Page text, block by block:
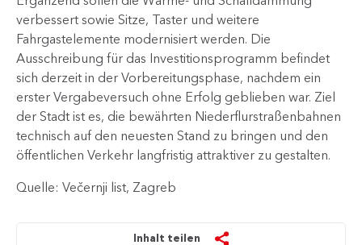
verbessert sowie Sitze, Taster und weitere
Fahrgastelemente modernisiert werden. Die
Ausschreibung für das Investitionsprogramm befindet
sich derzeit in der Vorbereitungsphase, nachdem ein
erster Vergabeversuch ohne Erfolg geblieben war. Ziel
der Stadt ist es, die bewährten Niederflurstraßenbahnen
technisch auf den neuesten Stand zu bringen und den
öffentlichen Verkehr langfristig attraktiver zu gestalten.​
Quelle: Večernji list, Zagreb
Inhalt teilen